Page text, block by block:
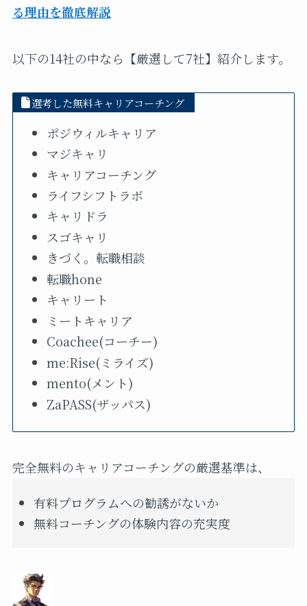
る理由を徹底解説
以下の14社の中なら【厳選して7社】紹介します。
選考した無料キャリアコーチング
ポジウィルキャリア
マジキャリ
キャリアコーチング
ライフシフトラボ
キャリドラ
スゴキャリ
きづく。転職相談
転職hone
キャリート
ミートキャリア
Coachee(コーチー)
me:Rise(ミライズ)
mento(メント)
ZaPASS(ザッパス)
完全無料のキャリアコーチングの厳選基準は、
有料プログラムへの勧誘がないか
無料コーチングの体験内容の充実度